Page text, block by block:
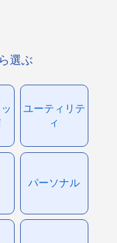
選ぶ
ユーティリテ
ィ
パーソナル